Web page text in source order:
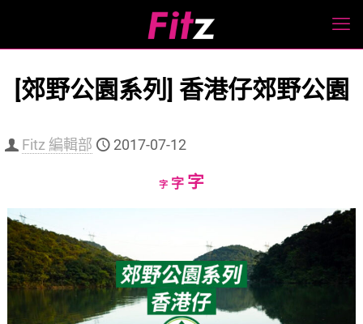
[郊野公園系列] 香港仔郊野公園
Fitz 編輯部 2017-07-12
字Decrease
字Reset
字Increase